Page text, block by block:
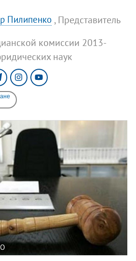
Пилипенко , Представитель
комиссии 2013-
наук